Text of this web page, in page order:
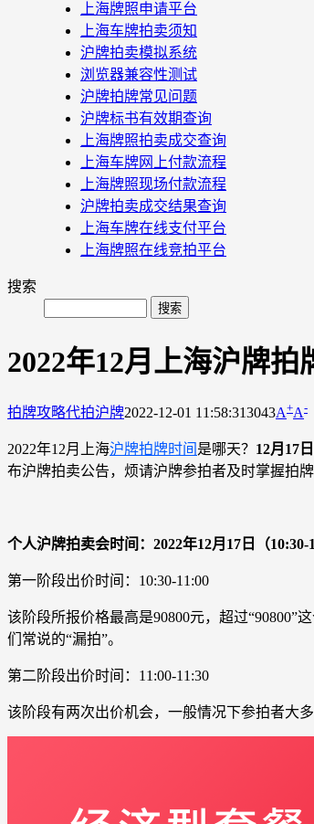
上海牌照申请平台
上海车牌拍卖须知
沪牌拍卖模拟系统
浏览器兼容性测试
沪牌拍牌常见问题
沪牌标书有效期查询
上海牌照拍卖成交查询
上海车牌网上付款流程
上海牌照现场付款流程
沪牌拍卖成交结果查询
上海车牌在线支付平台
上海牌照在线竞拍平台
搜索
2022年12月上海沪牌拍
拍牌攻略代拍沪牌2022-12-01 11:58:313043A+A-
2022年12月上海沪牌拍牌时间 是哪天？ 12月17日
布沪牌拍卖公告，烦请沪牌参拍者及时掌握拍牌
个人沪牌拍卖会时间：2022年12月17日（10:30-
第一阶段出价时间：10:30-11:00
该阶段所报价格最高是90800元，超过
们常说的“漏拍”。
第二阶段出价时间：11:00-11:30
该阶段有两次出价机会，一般情况下参拍者大